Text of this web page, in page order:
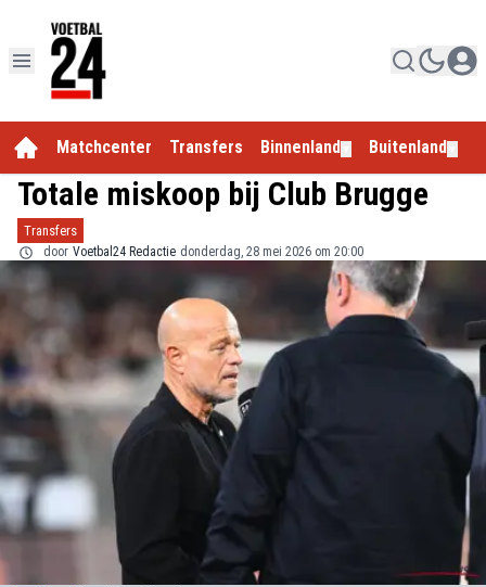
Matchcenter Transfers Binnenland Buitenland
Totale miskoop bij Club Brugge
Transfers
door Voetbal24 Redactie donderdag, 28 mei 2026 om 20:00